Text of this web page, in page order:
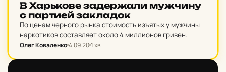
В Харь­ко­ве за­дер­жа­ли муж­чи­ну
с пар­ти­ей зак­ла­док
По ценам черного рынка стоимость изъятых у мужчины
наркотиков составляет около 4 миллионов гривен.
Олег Коваленко4.09.201 хв